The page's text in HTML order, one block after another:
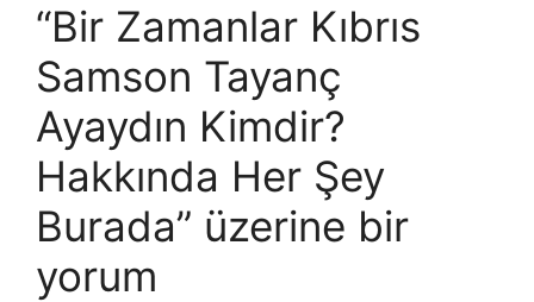
“Bir Zamanlar Kıbrıs
Samson Tayanç
Ayaydın Kimdir?
Hakkında Her Şey
Burada” üzerine bir
yorum